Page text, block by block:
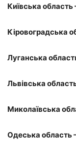
Київська область
Кіровоградська
Луганська
Львівська
Миколаївська
Одеська область